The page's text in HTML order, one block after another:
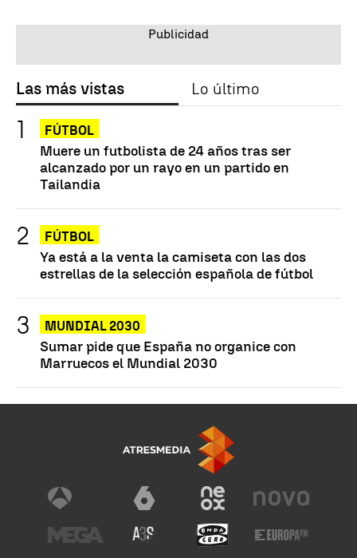
Las más vistas Lo último
FÚTBOL
Muere un futbolista de 24 años tras ser
alcanzado por un rayo en un partido en
Tailandia
FÚTBOL
Ya está a la venta la camiseta con las dos
estrellas de la selección española de fútbol
MUNDIAL 2030
Sumar pide que España no organice con
Marruecos el Mundial 2030